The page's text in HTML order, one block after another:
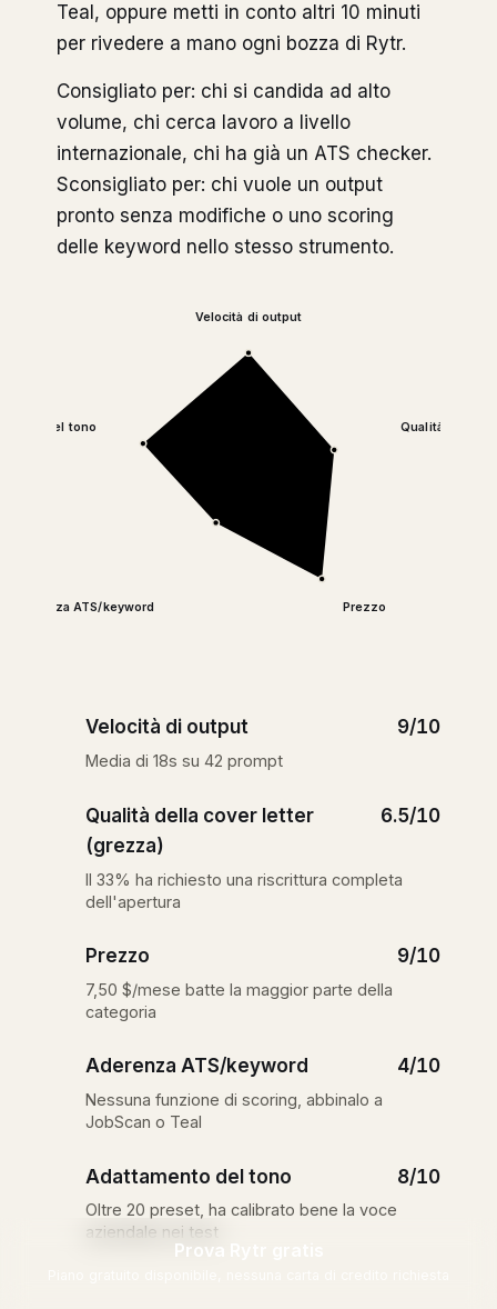
Teal, oppure metti in conto altri 10 minuti
per rivedere a mano ogni bozza di Rytr.
Consigliato per: chi si candida ad alto
volume, chi cerca lavoro a livello
internazionale, chi ha già un ATS checker.
Sconsigliato per: chi vuole un output
pronto senza modifiche o uno scoring
delle keyword nello stesso strumento.
Velocità di output
Qualità della
Prezzo
Aderenza ATS/keyword
del tono
Velocità di output 9/10
Media di 18s su 42 prompt
Qualità della cover letter
(grezza)
6.5/10
Il 33% ha richiesto una riscrittura completa
dell'apertura
Prezzo 9/10
7,50 $/mese batte la maggior parte della
categoria
Aderenza ATS/keyword 4/10
Nessuna funzione di scoring, abbinalo a
JobScan o Teal
Adattamento del tono 8/10
Oltre 20 preset, ha calibrato bene la voce
aziendale nei test
Prova Rytr gratis